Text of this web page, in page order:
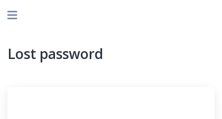
Lost password